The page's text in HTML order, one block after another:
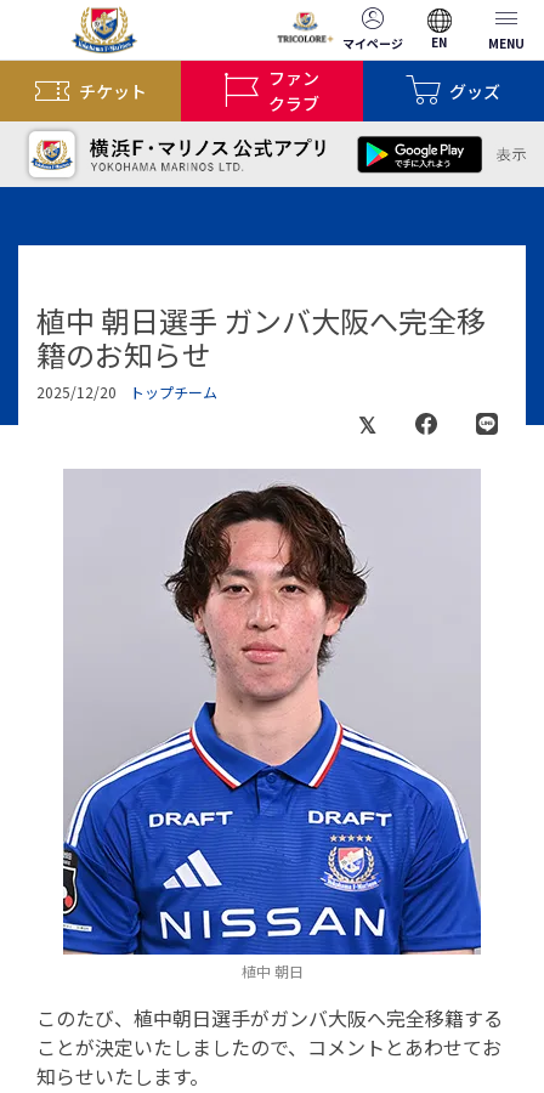
マイページ EN MENU
チケット
ファン
クラブ
グッズ
植中 朝日選手 ガンバ大阪へ完全移
籍のお知らせ
2025/12/20 トップチーム
植中 朝日
このたび、植中朝日選手がガンバ大阪へ完全移籍する
ことが決定いたしましたので、コメントとあわせてお
知らせいたします。